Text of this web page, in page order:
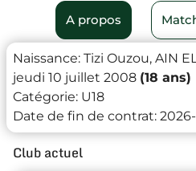
A propos
Naissance: Tizi Ouzou, AIN
jeudi 10 juillet 2008 (18 ans)
Catégorie: U18
Date de fin de contrat:
Club actuel